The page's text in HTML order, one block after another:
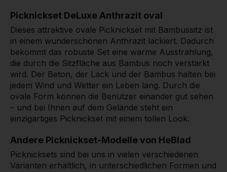
Picknickset DeLuxe Anthrazit oval
Dieses attraktive ovale Picknickset mit Bambussitz ist
in einem wunderschönen Anthrazit lackiert. Dadurch
bekommt das robuste Set eine warme Ausstrahlung,
die durch die Sitzfläche aus Bambus noch verstärkt
wird. Der Beton, der Lack und der Bambus halten bei
jedem Wind und Wetter ein Leben lang. Durch die
ovale Form können die Benutzer einander gut sehen
– und bei Ihnen auf dem Gelände steht ein
einzigartiges Picknickset mit einem tollen Look.
Andere Picknickset-Modelle von HeBlad
Picknicksets sind bei uns in vielen verschiedenen
Varianten erhältlich, in unterschiedlichen Formen und